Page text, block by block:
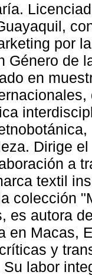
por
Género de
en
Dirige
a
textil
colección
es autora
en Macas,
y
labor